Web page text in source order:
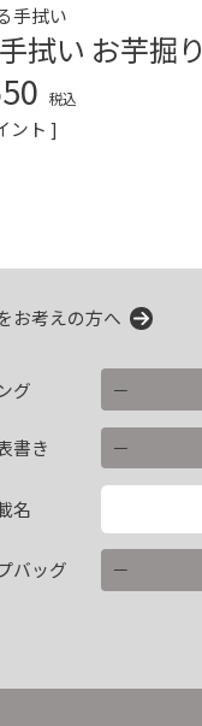
手拭い
拭い お芋掘り
税込
ント ]
お考えの方へ
グ
書き
名
バッグ